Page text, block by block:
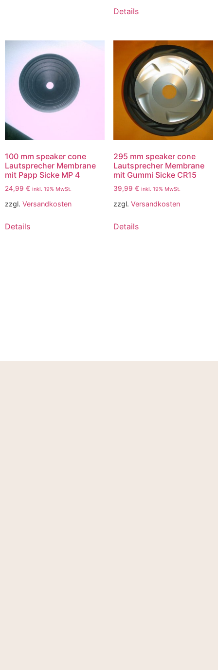
Details
100 mm speaker cone
Lautsprecher Membrane
mit Papp Sicke MP 4
24,99 € inkl. 19% MwSt.
zzgl. Versandkosten
Details
295 mm speaker cone
Lautsprecher Membrane
mit Gummi Sicke CR15
39,99 € inkl. 19% MwSt.
zzgl. Versandkosten
Details